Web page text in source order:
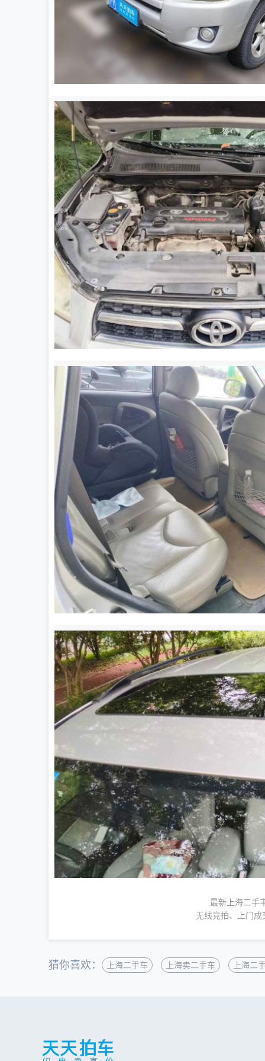
最新上海二手
无线竞拍、上门成
猜你喜欢： 上海二手车 上海卖二手车 上海二